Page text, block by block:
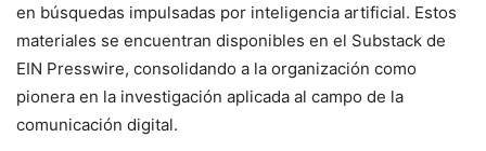
en búsquedas impulsadas por inteligencia artificial. Estos
materiales se encuentran disponibles en el Substack de
EIN Presswire, consolidando a la organización como
pionera en la investigación aplicada al campo de la
comunicación digital.